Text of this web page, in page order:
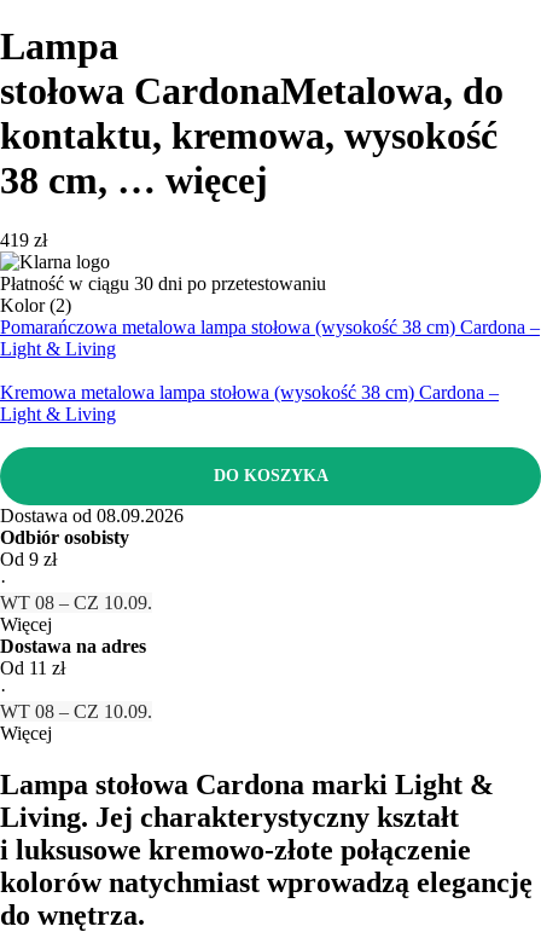
Lampa
stołowa CardonaMetalowa, do
kontaktu, kremowa, wysokość
38 cm, … więcej
419 zł
Płatność w ciągu 30 dni po przetestowaniu
Kolor (2)
Pomarańczowa metalowa lampa stołowa (wysokość 38 cm) Cardona –
Light & Living
Kremowa metalowa lampa stołowa (wysokość 38 cm) Cardona –
Light & Living
DO KOSZYKA
Dostawa od 08.09.2026
Odbiór osobisty
Od 9 zł
·
WT 08 – CZ 10.09.
Więcej
Dostawa na adres
Od 11 zł
·
WT 08 – CZ 10.09.
Więcej
Lampa stołowa Cardona marki Light &
Living. Jej charakterystyczny kształt
i luksusowe kremowo-złote połączenie
kolorów natychmiast wprowadzą elegancję
do wnętrza.